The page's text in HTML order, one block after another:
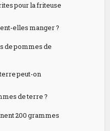
pour la friteuse
elles manger ?
de pommes de
peut-on
de terre ?
200 grammes